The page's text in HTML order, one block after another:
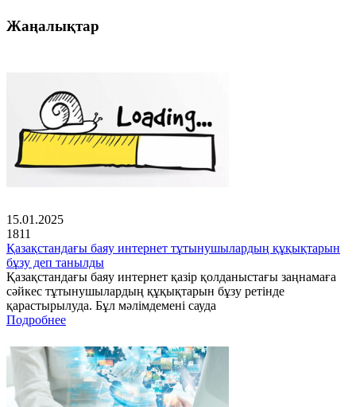
Жаңалықтар
15.01.2025
1811
Қазақстандағы баяу интернет тұтынушылардың құқықтарын
бұзу деп танылды
Қазақстандағы баяу интернет қазір қолданыстағы заңнамаға
сәйкес тұтынушылардың құқықтарын бұзу ретінде
қарастырылуда. Бұл мәлімдемені сауда
Подробнее